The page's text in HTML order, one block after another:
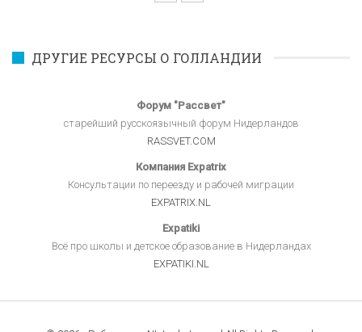
ДРУГИЕ РЕСУРСЫ О ГОЛЛАНДИИ
Форум "Рассвет"
старейший русскоязычный форум Нидерландов
RASSVET.COM
Компания Expatrix
Консультации по переезду и рабочей миграции
EXPATRIX.NL
Expatiki
Всё про школы и детское образование в Нидерландах
EXPATIKI.NL